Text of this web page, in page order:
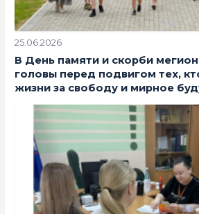
25.06.2026
В День памяти и скорби
головы перед подвигом тех,
жизни за свободу и мирное